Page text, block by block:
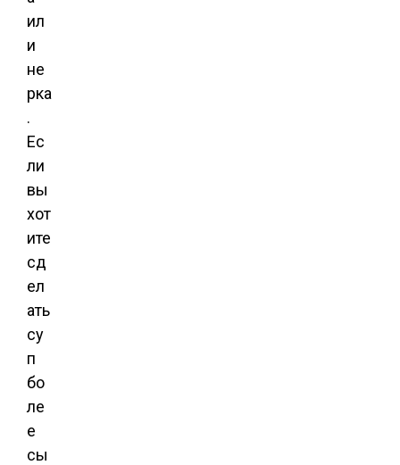
ил
и
не
рка
.
Ес
ли
вы
хот
ите
сд
ел
ать
су
п
бо
ле
е
сы